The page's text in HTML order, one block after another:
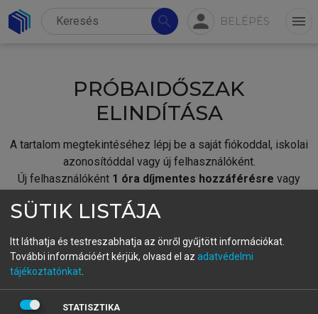
search person BELÉPÉS menu
PRÓBAIDŐSZAK
ELINDÍTÁSA
A tartalom megtekintéséhez lépj be a saját fiókoddal, iskolai
azonosítóddal vagy új felhasználóként.
Új felhasználóként 1 óra díjmentes hozzáférésre vagy
fiókoddal,vagy hozz létre új fiókot.
A regisztráció után apróbaidőszakautomatikusan
BELÉPÉS SAJÁT FIÓKKAL
SÜTIK LISTÁJA
Itt láthatja és testreszabhatja az önről gyűjtött információkat.
További információért kérjük, olvasd el az adatvédelmi
tájékoztatónkat
STATISZTIKA